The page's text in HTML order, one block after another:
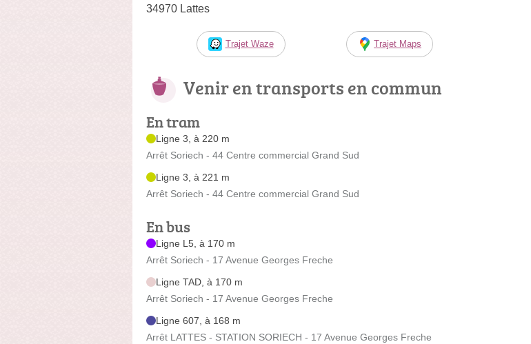
34970 Lattes
Trajet Waze Trajet Maps
Venir en transports en commun
En tram
Ligne 3, à 220 m
Arrêt Soriech - 44 Centre commercial Grand Sud
Ligne 3, à 221 m
Arrêt Soriech - 44 Centre commercial Grand Sud
En bus
Ligne L5, à 170 m
Arrêt Soriech - 17 Avenue Georges Freche
Ligne TAD, à 170 m
Arrêt Soriech - 17 Avenue Georges Freche
Ligne 607, à 168 m
Arrêt LATTES - STATION SORIECH - 17 Avenue Georges Freche